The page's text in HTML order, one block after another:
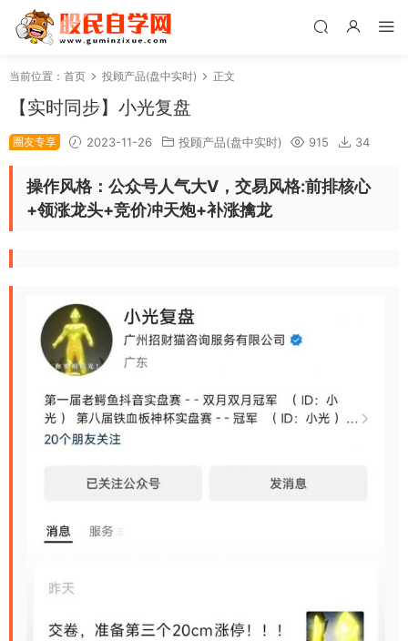
当前位置： 首页 投顾产品(盘中实时) 正文
【实时同步】小光复盘
圈友专享 2023-11-26 投顾产品(盘中实时) 915 34
操作风格： 公众号人气大V，交易风格:前排核心
+领涨龙头+竞价冲天炮+补涨擒龙